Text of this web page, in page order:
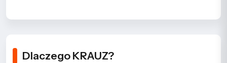
Dlaczego KRAUZ?